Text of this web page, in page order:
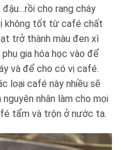
cho rang cháy
không tốt từ café chất
trở thành màu đen xì
gia hóa học vào để
và để cho có vị café.
loại café này nhiều sẽ
nhân làm cho mọi
tẩm và trộn ở nước ta.